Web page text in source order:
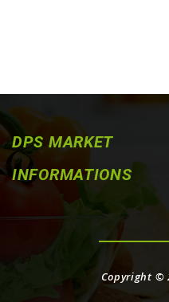
DPS MARKET
INFORMATIONS
Copyright ©